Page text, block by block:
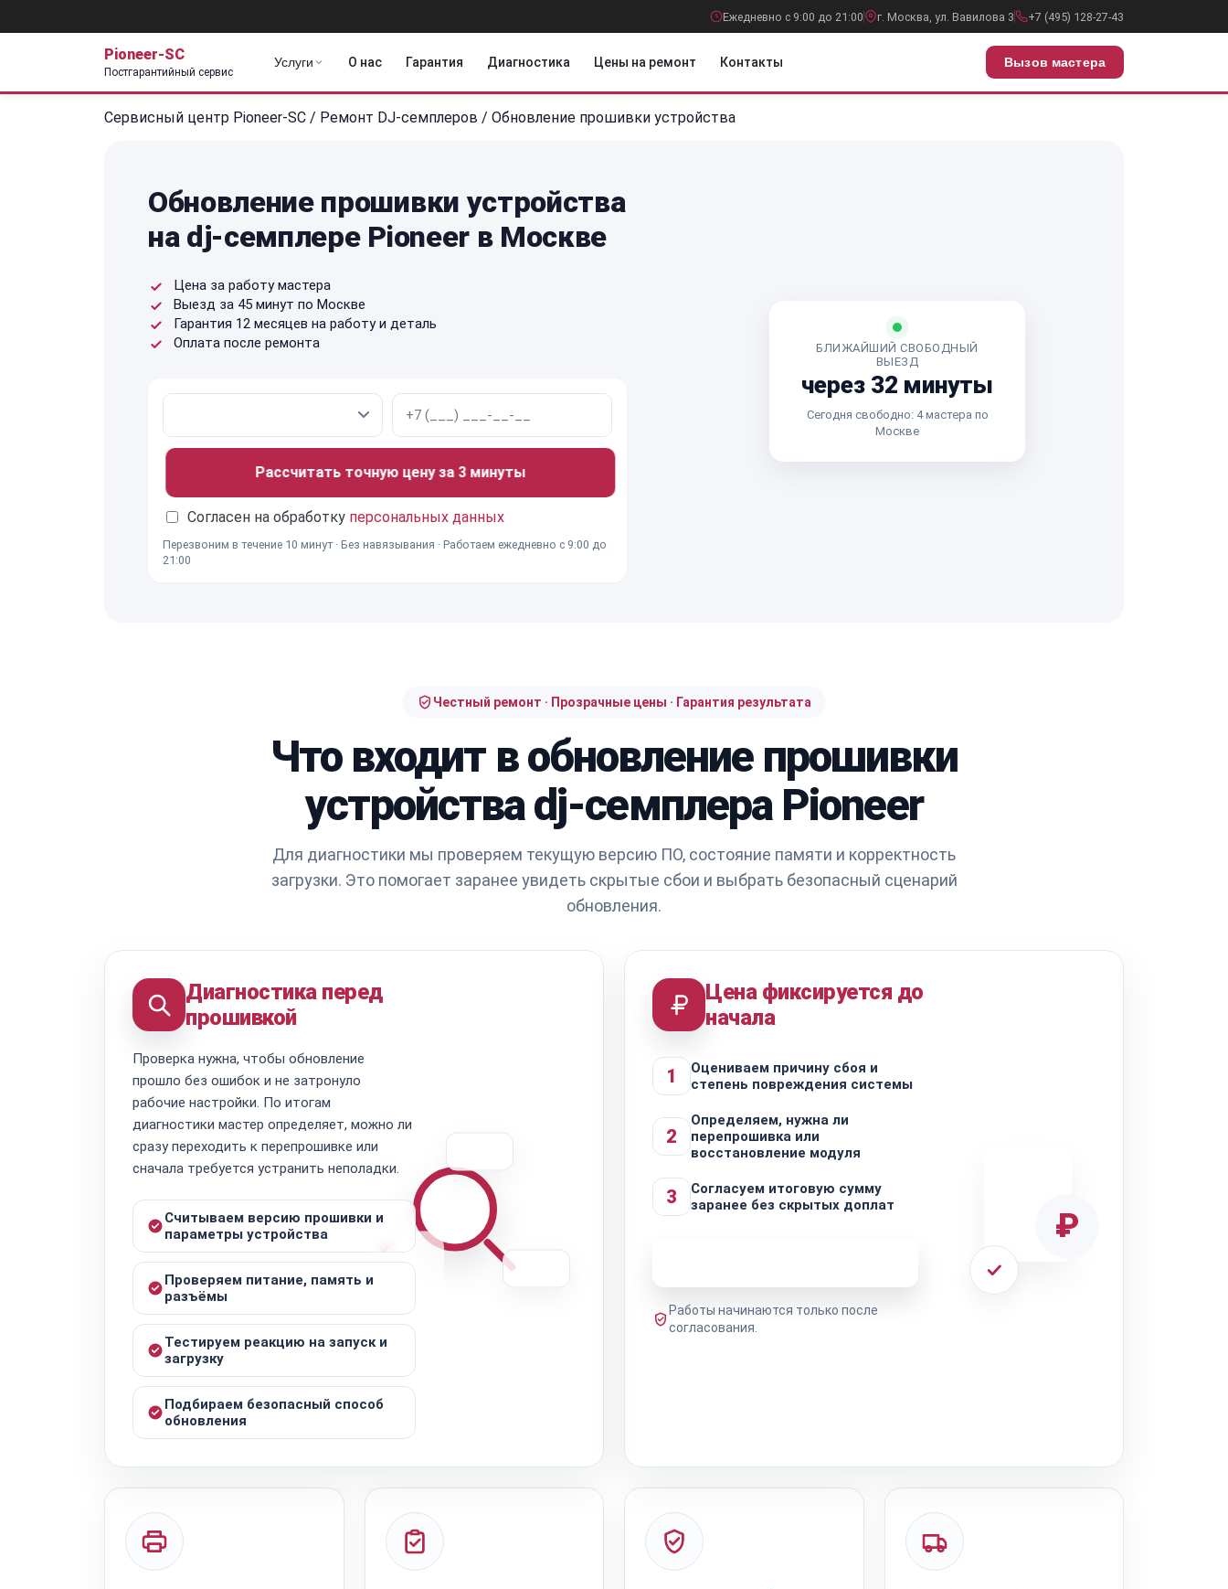
Ежедневно с 9:00 до 21:00 г. Москва, ул. Вавилова 3 +7 (495) 128-27-43
Pioneer-SC
Постгарантийный сервис
Услуги О нас Гарантия Диагностика Цены на ремонт Контакты Вызов мастера
Сервисный центр Pioneer-SC / Ремонт DJ-семплеров / Обновление прошивки устройства
Обновление прошивки устройства
на dj-семплере Pioneer в Москве
Цена за работу мастера
Выезд за 45 минут по Москве
Гарантия 12 месяцев на работу и деталь
Оплата после ремонта
Рассчитать точную цену за 3 минуты
Согласен на обработку персональных данных
Перезвоним в течение 10 минут · Без навязывания · Работаем ежедневно с 9:00 до
21:00
БЛИЖАЙШИЙ СВОБОДНЫЙ
ВЫЕЗД
через 32 минуты
Сегодня свободно: 4 мастера по
Москве
Честный ремонт · Прозрачные цены · Гарантия результата
Что входит в обновление прошивки
устройства dj-семплера Pioneer
Для диагностики мы проверяем текущую версию ПО, состояние памяти и корректность
загрузки. Это помогает заранее увидеть скрытые сбои и выбрать безопасный сценарий
обновления.
Диагностика перед
прошивкой
Проверка нужна, чтобы обновление
прошло без ошибок и не затронуло
рабочие настройки. По итогам
диагностики мастер определяет, можно ли
сразу переходить к перепрошивке или
сначала требуется устранить неполадки.
Считываем версию прошивки и
параметры устройства
Проверяем питание, память и
разъёмы
Тестируем реакцию на запуск и
загрузку
Подбираем безопасный способ
обновления
Цена фиксируется до
начала
1
Оцениваем причину сбоя и
степень повреждения системы
2
Определяем, нужна ли
перепрошивка или
восстановление модуля
3
Согласуем итоговую сумму
заранее без скрытых доплат
Работы начинаются только после
согласования.
₽